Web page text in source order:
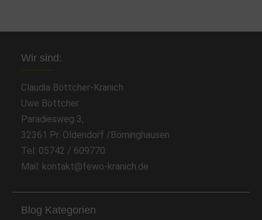
Wir sind:
Claudia Böttcher-Kranich
Uwe Böttcher
Paradiesweg 3,
32361 Pr. Oldendorf /Börninghausen
Tel: 05742 / 609770
Mail: kontakt@fewo-kranich.de
Blog Kategorien